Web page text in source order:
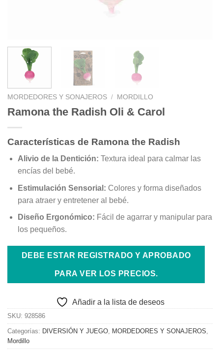
MORDEDORES Y SONAJEROS / MORDILLO
Ramona the Radish Oli & Carol
Características de Ramona the Radish
Alivio de la Dentición: Textura ideal para calmar las
encías del bebé.
Estimulación Sensorial: Colores y forma diseñados
para atraer y entretener al bebé.
Diseño Ergonómico: Fácil de agarrar y manipular para
los pequeños.
DEBE ESTAR REGISTRADO Y APROBADO
PARA VER LOS PRECIOS.
Añadir a la lista de deseos
SKU: 928586
Categorías: DIVERSIÓN Y JUEGO MORDEDORES Y SONAJEROS
Mordillo